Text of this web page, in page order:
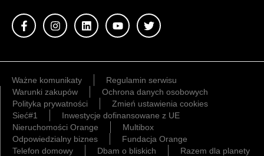
Ważne komunikaty
Regulamin serwisu
Warunki zakupów
Ochrona danych osobowych
Polityka prywatności
Zmień ustawienia cookies
Sieć#1
Inwestycje dofinansowane z UE
Nieruchomości Orange
Multibox
Odpowiedzialny biznes
Fundacja Orange
Telefon domowy
Dbam o bliskich Razem dla planety